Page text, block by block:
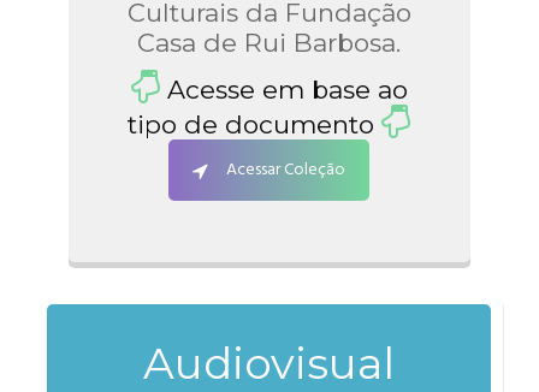
Culturais da Fundação
Casa de Rui Barbosa.
Acesse em base ao
tipo de documento
Acessar Coleção
Audiovisual